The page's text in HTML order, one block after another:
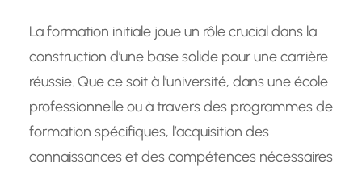
La formation initiale joue un rôle crucial dans la
construction d’une base solide pour une carrière
réussie. Que ce soit à l’université, dans une école
professionnelle ou à travers des programmes de
formation spécifiques, l’acquisition des
connaissances et des compétences nécessaires